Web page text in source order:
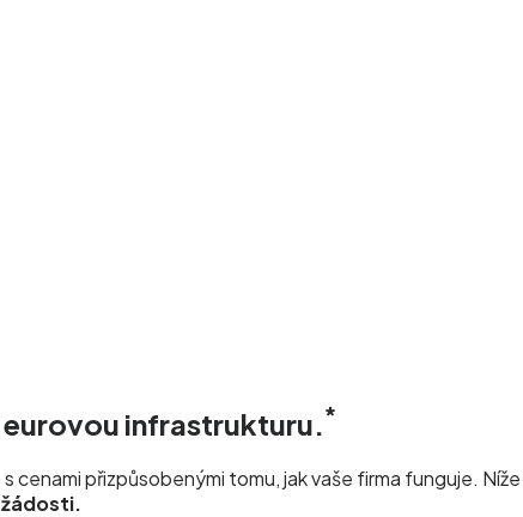
infrastrukturu.*
cenami přizpůsobenými tomu, jak vaše firma funguje.
žádosti.